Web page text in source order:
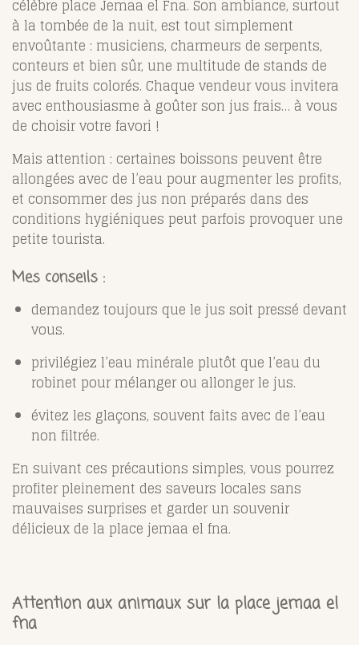
célèbre place Jemaa el Fna. Son ambiance, surtout
à la tombée de la nuit, est tout simplement
envoûtante : musiciens, charmeurs de serpents,
conteurs et bien sûr, une multitude de stands de
jus de fruits colorés. Chaque vendeur vous invitera
avec enthousiasme à goûter son jus frais… à vous
de choisir votre favori !
Mais attention : certaines boissons peuvent être
allongées avec de l’eau pour augmenter les profits,
et consommer des jus non préparés dans des
conditions hygiéniques peut parfois provoquer une
petite tourista.
Mes conseils :
demandez toujours que le jus soit pressé devant
vous.
privilégiez l’eau minérale plutôt que l’eau du
robinet pour mélanger ou allonger le jus.
évitez les glaçons, souvent faits avec de l’eau
non filtrée.
En suivant ces précautions simples, vous pourrez
profiter pleinement des saveurs locales sans
mauvaises surprises et garder un souvenir
délicieux de la place jemaa el fna.
Attention aux animaux sur la place jemaa el
fna